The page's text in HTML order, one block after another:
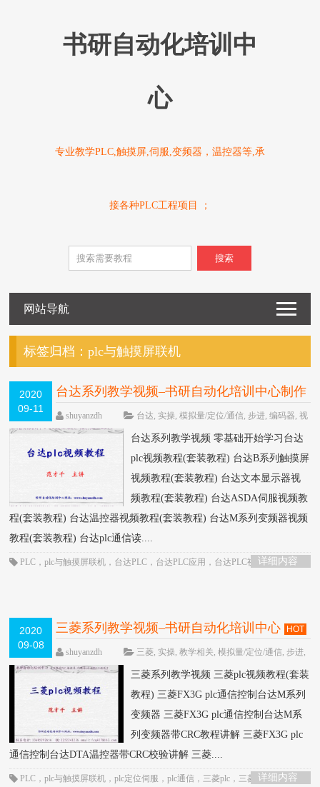
书研自动化培训中
心
专业教学PLC,触摸屏,伺服,变频器，温控器等,承
接各种PLC工程项目 ；
搜索
网站导航
标签归档：plc与触摸屏联机
2020
09-11
台达系列教学视频–书研自动化培训中心制作
HOTshuyanzdh 台达, 实操,模拟量/定位/通信,步进,编码器,视
频相关,高级教程
台达系列教学视频 零基础开始学习台达
plc视频教程(套装教程) 台达B系列触摸屏
视频教程(套装教程) 台达文本显示器视
频教程(套装教程) 台达ASDA伺服视频教
程(套装教程) 台达温控器视频教程(套装教程) 台达M系列变频器视频
教程(套装教程) 台达plc通信读....
详细内容
PLC ，plc与触摸屏联机 ， 台达PLC ， 台达PLC应用 ， 台达PLC视频，
台达plc
2020
09-08
三菱系列教学视频–书研自动化培训中心 HOT
shuyanzdh 三菱, 实操,教学相关,模拟量/定位/通信,步进,
高级教程
围观4508次
三菱系列教学视频 三菱plc视频教程(套装
教程) 三菱FX3G plc通信控制台达M系列
变频器 三菱FX3G plc通信控制台达M系
列变频器带CRC教程讲解 三菱FX3G plc
通信控制台达DTA温控器带CRC校验讲解 三菱....
详细内容
PLC ，plc与触摸屏联机 ，plc定位伺服 ，plc通信 ， 三菱plc ， 三菱plc定位，三